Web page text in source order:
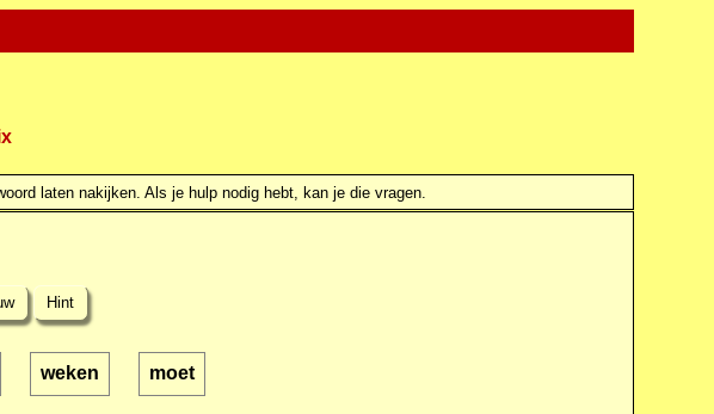
laten nakijken. Als je hulp nodig hebt, kan je die vragen.
Hint
weken moet